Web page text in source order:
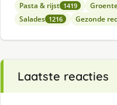
Pasta & rijst 1419
Salades 1216 Gezonde
Laatste reacties